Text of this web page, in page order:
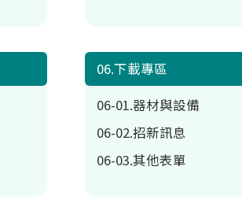
06.下載專區
06-01.器材與設備
06-02.招新訊息
06-03.其他表單